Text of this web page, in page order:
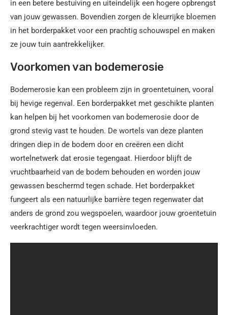
in een betere bestuiving en uiteindelijk een hogere opbrengst
van jouw gewassen. Bovendien zorgen de kleurrijke bloemen
in het borderpakket voor een prachtig schouwspel en maken
ze jouw tuin aantrekkelijker.
Voorkomen van bodemerosie
Bodemerosie kan een probleem zijn in groentetuinen, vooral
bij hevige regenval. Een borderpakket met geschikte planten
kan helpen bij het voorkomen van bodemerosie door de
grond stevig vast te houden. De wortels van deze planten
dringen diep in de bodem door en creëren een dicht
wortelnetwerk dat erosie tegengaat. Hierdoor blijft de
vruchtbaarheid van de bodem behouden en worden jouw
gewassen beschermd tegen schade. Het borderpakket
fungeert als een natuurlijke barrière tegen regenwater dat
anders de grond zou wegspoelen, waardoor jouw groentetuin
veerkrachtiger wordt tegen weersinvloeden.